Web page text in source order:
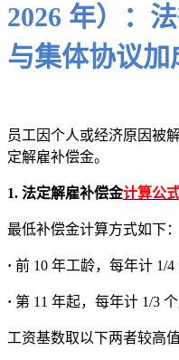
2026 年）：
与集体协议加
员工因个人或经济原因被
定解雇补偿金。
1. 法定解雇补偿金计算公
最低补偿金计算方式如下：
· 前 10 年工龄，每年计 1/4
· 第 11 年起，每年计 1/3
工资基数取以下两者较高值